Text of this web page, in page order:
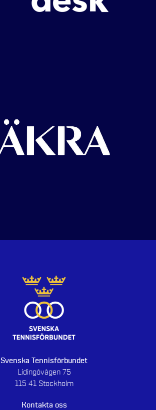
Svenska Tennisförbundet
Lidingövägen 75
115 41 Stockholm
Kontakta oss